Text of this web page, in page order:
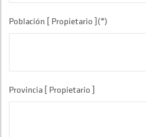
Población [ Propietario ](*)
Provincia [ Propietario ]